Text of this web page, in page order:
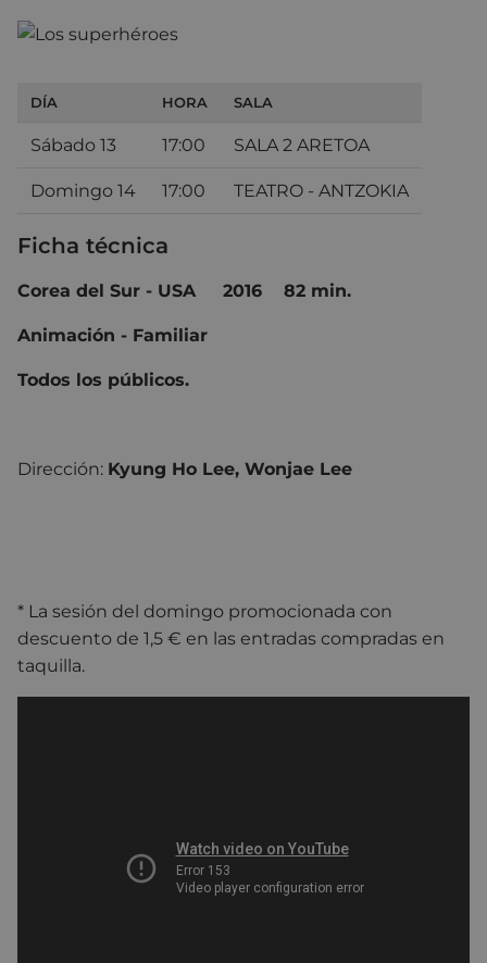
DÍA HORA SALA
Sábado 13 17:00 SALA 2 ARETOA
Domingo 14 17:00 TEATRO - ANTZOKIA
Ficha técnica
Corea del Sur - USA 2016 82 min.
Animación - Familiar
Todos los públicos.
Dirección: Kyung Ho Lee, Wonjae Lee
* La sesión del domingo promocionada con
descuento de 1,5 € en las entradas compradas en
taquilla.